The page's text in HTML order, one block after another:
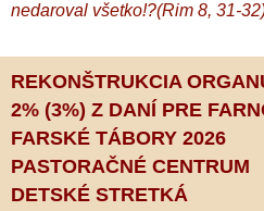
nedaroval všetko!?(Rim 8, 31-
REKONŠTRUKCIA
2% (3%) Z DANÍ PRE
FARSKÉ TÁBORY 2026
PASTORAČNÉ CENTRUM
DETSKÉ STRETKÁ